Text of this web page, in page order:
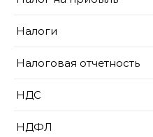
Налоги
Налоговая отчетность
НДС
НДФЛ